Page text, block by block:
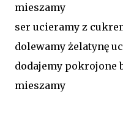
mieszamy
ser ucieramy z
dolewamy żelatynę
dodajemy pokrojone
mieszamy